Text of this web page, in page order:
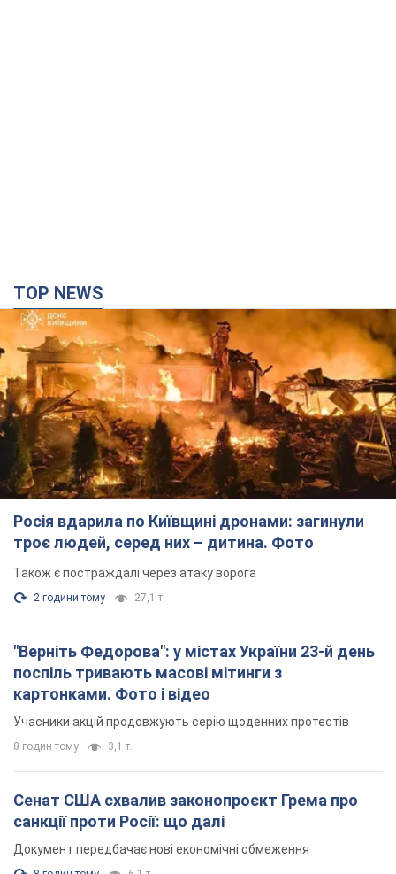
TOP NEWS
Росія вдарила по Київщині дронами: загинули
троє людей, серед них – дитина. Фото
Також є постраждалі через атаку ворога
2 години тому 27,1 т.
"Верніть Федорова": у містах України 23-й день
поспіль тривають масові мітинги з
картонками. Фото і відео
Учасники акцій продовжують серію щоденних протестів
8 годин тому 3,1 т.
Сенат США схвалив законопроєкт Грема про
санкції проти Росії: що далі
Документ передбачає нові економічні обмеження